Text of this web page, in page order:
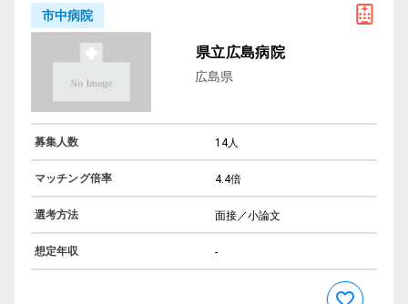
市中病院
県立広島病院
広島県
募集人数 14人
マッチング倍率 4.4倍
選考方法 面接／小論文
想定年収 -